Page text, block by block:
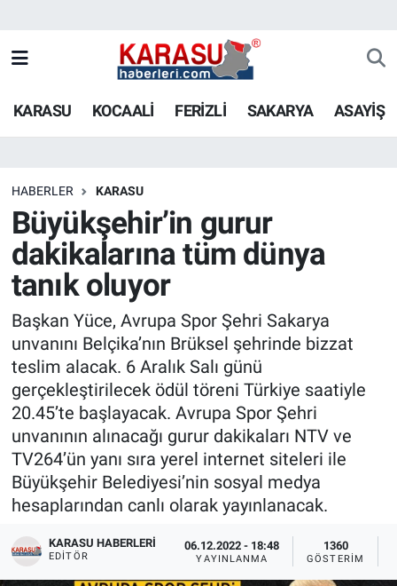
KARASU KOCAALİ FERİZLİ SAKARYA ASAYİŞ
HABERLER KARASU
Büyükşehir’in gurur
dakikalarına tüm dünya
tanık oluyor
Başkan Yüce, Avrupa Spor Şehri Sakarya
unvanını Belçika’nın Brüksel şehrinde bizzat
teslim alacak. 6 Aralık Salı günü
gerçekleştirilecek ödül töreni Türkiye saatiyle
20.45’te başlayacak. Avrupa Spor Şehri
unvanının alınacağı gurur dakikaları NTV ve
TV264’ün yanı sıra yerel internet siteleri ile
Büyükşehir Belediyesi’nin sosyal medya
hesaplarından canlı olarak yayınlanacak.
KARASU HABERLERI
EDITÖR
06.12.2022 - 18:48
YAYINLANMA
1360
GÖSTERIM